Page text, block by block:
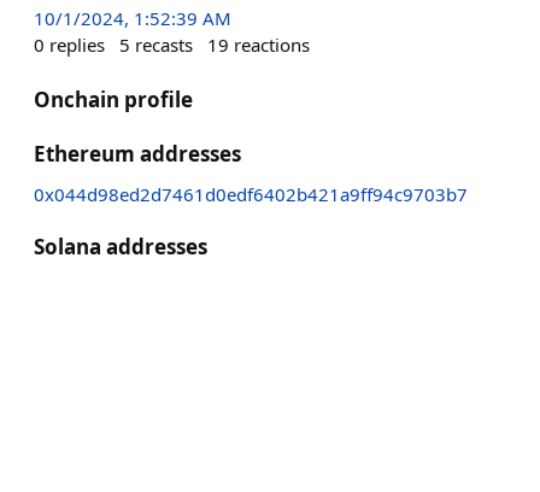
10/1/2024, 1:52:39 AM
0 replies 5 recasts 19 reactions
Onchain profile
Ethereum addresses
0x044d98ed2d7461d0edf6402b421a9ff94c9703b7
Solana addresses